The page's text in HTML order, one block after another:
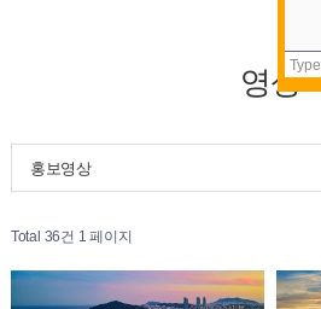
영상
홍보영상
Total 36건 1 페이지